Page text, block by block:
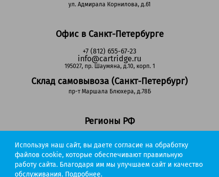
ул. Адмирала Корнилова, д.61
Офис в Санкт-Петербурге
+7 (812) 655-67-23
info@cartridge.ru
195027, пр. Шаумяна, д.10, корп. 1
Склад самовывоза (Санкт-Петербург)
пр-т Маршала Блюхера, д.78Б
Регионы РФ
(звонок бесплатный)
info@cartridge.ru
Cartridge.ru 2012-2026. Все права защищены
Используя наш сайт, вы даете согласие на обработку
файлов cookie, которые обеспечивают правильную
работу сайта. Благодаря им мы улучшаем сайт и качество
обслуживания. Подробнее.